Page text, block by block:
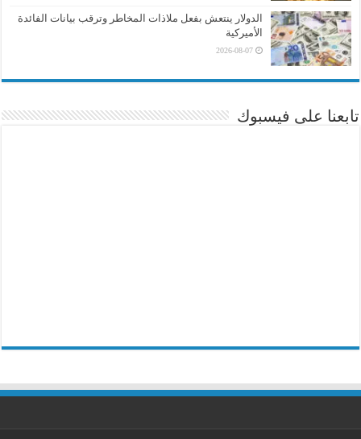
الدولار ينتعش بفعل ملاذات المخاطر وترقب بيانات الفائدة
الأميركية
2026-08-07
تابعنا على فيسبوك